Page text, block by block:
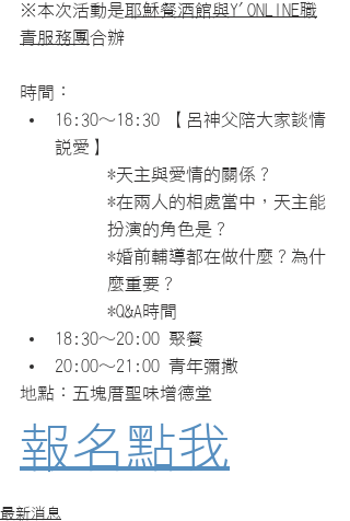
※本次活動是耶穌餐酒館與Y'ONLINE職
青服務團合辦
時間：
16:30～18:30 【呂神父陪大家談情
說愛】
*天主與愛情的關係？
*在兩人的相處當中，天主能
扮演的角色是？
*婚前輔導都在做什麼？為什
麼重要？
*Q&A時間
18:30～20:00 聚餐
20:00～21:00 青年彌撒
地點：五塊厝聖味增德堂
報名點我
最新消息